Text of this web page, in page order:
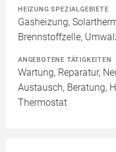
HEIZUNG SPEZIALGEBIETE
Gasheizung,
Brennstoffzelle,
ANGEBOTENE TÄTIGKEITEN
Wartung, Reparatur,
Austausch, Beratung,
Thermostat